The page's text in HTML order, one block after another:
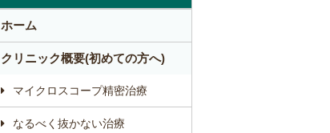
ホーム
クリニック概要(初めての方へ)
マイクロスコープ精密治療
なるべく抜かない治療